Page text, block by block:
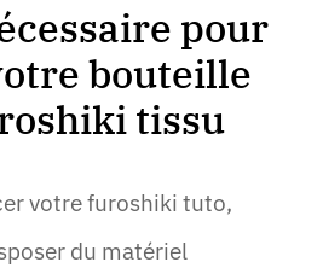
pour
bouteille
tissu
votre furoshiki tuto,
du matériel